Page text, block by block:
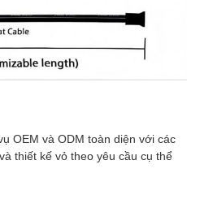
OEM và ODM toàn diện với các
thiết kế vỏ theo yêu cầu cụ thể